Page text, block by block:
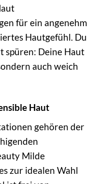
für ein angenehm
Hautgefühl. Du
spüren: Deine Haut
auch weich
Haut
gehören der
Milde
zur idealen Wahl